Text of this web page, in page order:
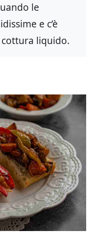
le
e c’è
liquido.